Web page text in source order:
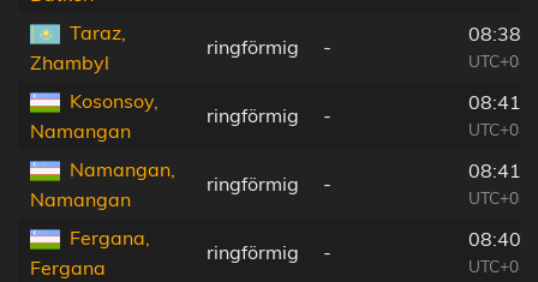
Taraz,
Zhambyl
ringförmig -
Kosonsoy,
Namangan
ringförmig -
Namangan,
Namangan
ringförmig -
Fergana,
Fergana
ringförmig -